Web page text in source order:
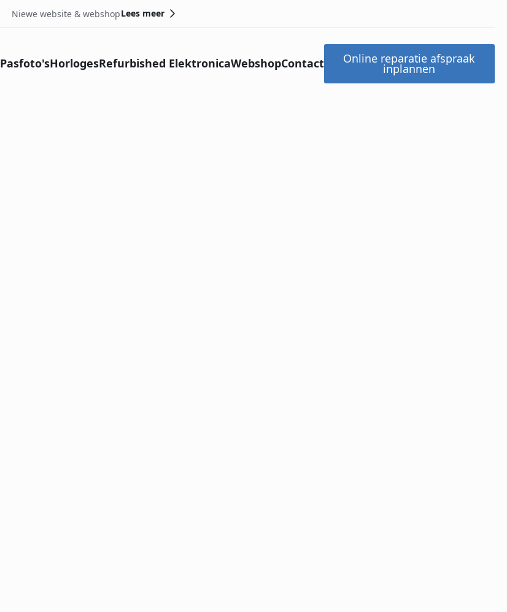
Niewe website & webshopLees meer
Pasfoto'sHorlogesRefurbished ElektronicaWebshopContact Online reparatie afspraak
inplannen